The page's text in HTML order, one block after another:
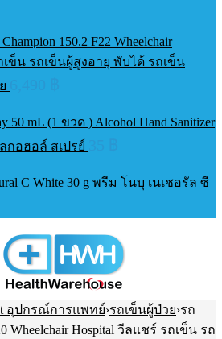
150.2 F22 Wheelchair
เข็น รถเข็นผู้สูงอายุ พับได้ รถเข็น
50 mL (1 ขวด ) Alcohol Hand Sanitizer
กอฮอล์ สเปรย์
C White 30 g พรีม โนบุ เนเชอรัล ซี
อุปกรณ์การแพทย์›รถเข็นผู้ป่วย›รถ
Wheelchair Hospital วีลแชร์ รถเข็น รถ